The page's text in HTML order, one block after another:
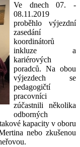
Ve dnech 07. -
08.11.2019
proběhlo výjezdní
zasedání
koordinátorů
inkluze a
kariérových
poradců. Na obou
výjezdech se
pedagogičtí
pracovníci
zúčastnili několika
odborných
kapacity v oboru
nebo zkušenou